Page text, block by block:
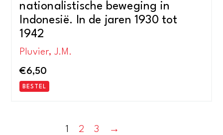
nationalistische beweging in
Indonesië. In de jaren 1930 tot
1942
Pluvier, J.M.
€6,50
BESTEL
1 2 3 →